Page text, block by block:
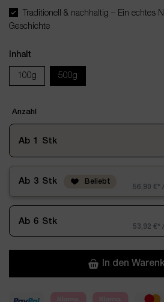
Traditionell & nachhaltig – Ein echtes
Geschichte
Inhalt
100g 500g
Anzahl
Ab 1 Stk
Ab 3 Stk Beliebt
56,90 €*
Ab 6 Stk
53,92 €*
In den